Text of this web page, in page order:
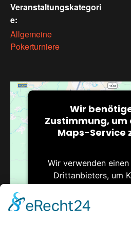
Veranstaltungskategori
e:
Allgemeine
Pokerturniere
Wir
Zustimmung, um
Maps-Service
Wir verwenden
Drittanbieters, um
einzubetten. Dieser
Daten zu Ihren
Bitte lesen Sie die